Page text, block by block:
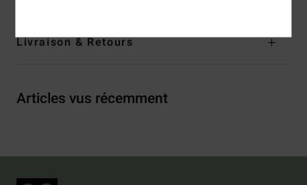
Livraison & Retours
Articles vus récemment